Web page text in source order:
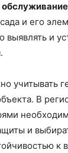
и его
выявлять и
учитывать
В
и
к